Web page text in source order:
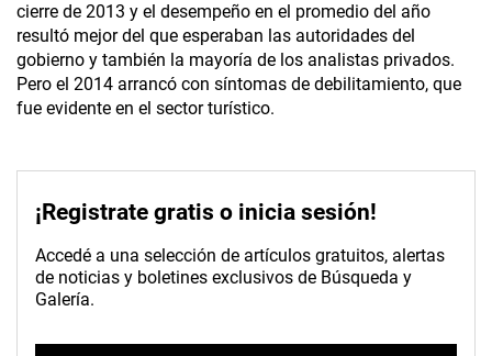
cierre de 2013 y el desempeño en el promedio del año
resultó mejor del que esperaban las autoridades del
gobierno y también la mayoría de los analistas privados.
Pero el 2014 arrancó con síntomas de debilitamiento, que
fue evidente en el sector turístico.
¡Registrate gratis o inicia sesión!
Accedé a una selección de artículos gratuitos, alertas
de noticias y boletines exclusivos de Búsqueda y
Galería.